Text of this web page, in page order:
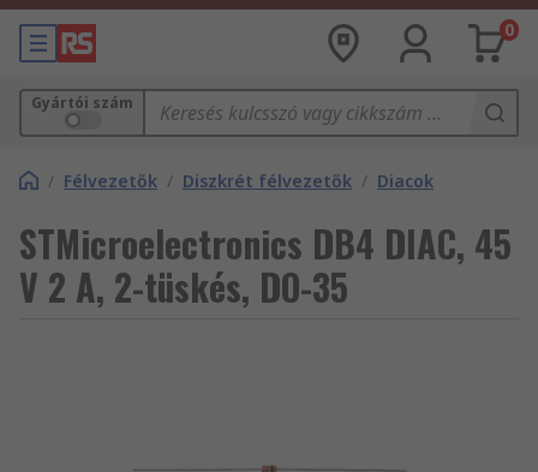
0
Gyártói szám
/ Félvezetők / Diszkrét félvezetők / Diacok
STMicroelectronics DB4 DIAC, 45
V 2 A, 2-tüskés, DO-35